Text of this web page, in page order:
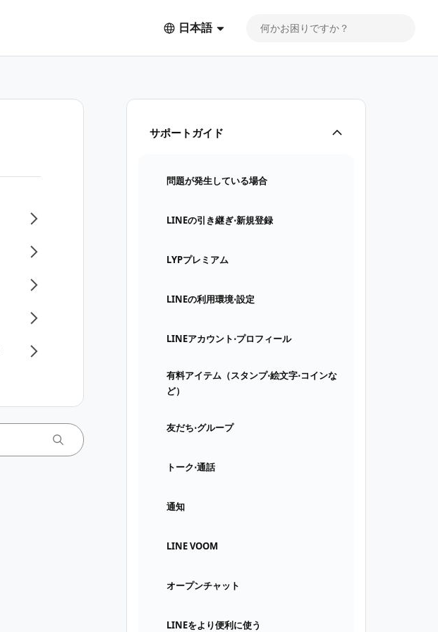
日本語
サポートガイド
問題が発生している場合
LINEの引き継ぎ⋅新規登録
LYPプレミアム
LINEの利用環境⋅設定
LINEアカウント⋅プロフィール
有料アイテム（スタンプ⋅絵文字⋅コインな
ど）
友だち⋅グループ
トーク⋅通話
通知
LINE VOOM
オープンチャット
LINEをより便利に使う